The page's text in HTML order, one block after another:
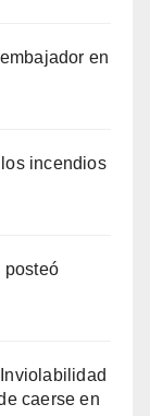
en
incendios
posteó
caerse en